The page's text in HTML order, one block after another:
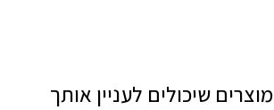
מוצרים שיכולים לעניין אותך